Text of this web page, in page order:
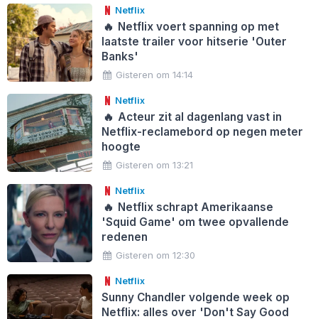
Netflix
🔥 Netflix voert spanning op met
laatste trailer voor hitserie 'Outer
Banks'
Gisteren om 14:14
Netflix
🔥 Acteur zit al dagenlang vast in
Netflix-reclamebord op negen meter
hoogte
Gisteren om 13:21
Netflix
🔥 Netflix schrapt Amerikaanse
'Squid Game' om twee opvallende
redenen
Gisteren om 12:30
Netflix
Sunny Chandler volgende week op
Netflix: alles over 'Don't Say Good